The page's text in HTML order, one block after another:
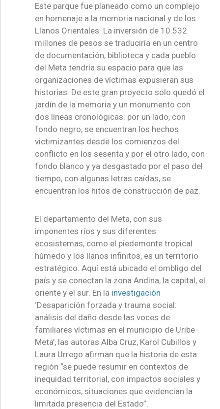
Este parque fue planeado como un complejo
en homenaje a la memoria nacional y de los
Llanos Orientales. La inversión de 10.532
millones de pesos se traduciría en un centro
de documentación, biblioteca y cada pueblo
del Meta tendría su espacio para que las
organizaciones de víctimas expusieran sus
historias. De este gran proyecto solo quedó el
jardín de la memoria y un monumento con
dos líneas cronológicas: por un lado, con
fondo negro, se encuentran los hechos
victimizantes desde los comienzos del
conflicto en los sesenta y por el otro lado, con
fondo blanco y ya desgastado por el paso del
tiempo, con algunas letras caídas, se
encuentran los hitos de construcción de paz.
El departamento del Meta, con sus
imponentes ríos y sus diferentes
ecosistemas, como el piedemonte tropical
húmedo y los llanos infinitos, es un territorio
estratégico. Aquí está ubicado el ombligo del
país y se conectan la zona Andina, la capital, el
oriente y el sur. En la investigación
‘Desaparición forzada y trauma social:
análisis del daño desde las voces de
familiares víctimas en el municipio de Uribe-
Meta’, las autoras Alba Cruz, Karol Cubillos y
Laura Urrego afirman que la historia de esta
región “se puede resumir en contextos de
inequidad territorial, con impactos sociales y
económicos, situaciones que evidencian la
limitada presencia del Estado”.